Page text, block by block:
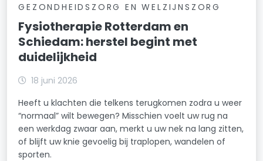
GEZONDHEIDSZORG EN WELZIJNSZORG
Fysiotherapie Rotterdam en
Schiedam: herstel begint met
duidelijkheid
18 juni 2026
Heeft u klachten die telkens terugkomen zodra u weer
“normaal” wilt bewegen? Misschien voelt uw rug na
een werkdag zwaar aan, merkt u uw nek na lang zitten,
of blijft uw knie gevoelig bij traplopen, wandelen of
sporten.